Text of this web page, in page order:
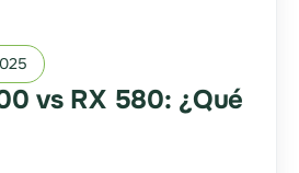
vs RX 580: ¿Qué